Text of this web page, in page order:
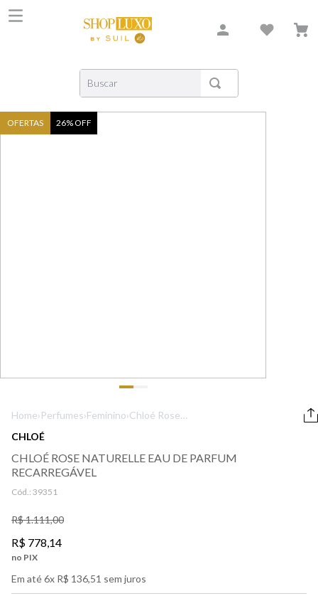
Buscar
OFERTAS 26% OFF
Home›Perfumes›Feminino›Chloé Rose
Recarregável
CHLOÉ
CHLOÉ ROSE NATURELLE EAU DE PARFUM
RECARREGÁVEL
Cód.: 39351
R$1.111,00
R$ 778,14
no PIX
Em até6x R$ 136,51 sem juros